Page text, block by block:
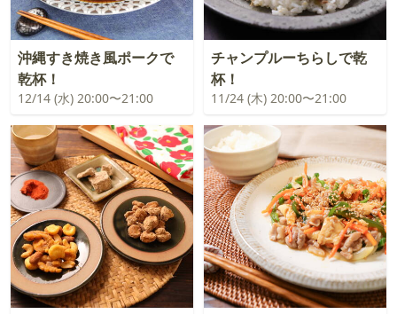
沖縄すき焼き風ポークで
乾杯！
12/14 (水) 20:00〜21:00
チャンプルーちらしで乾
杯！
11/24 (木) 20:00〜21:00